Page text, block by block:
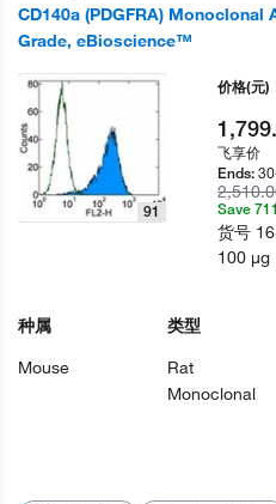
CD140a (PDGFRA) Monoclonal
Grade, eBioscience™
91
种属
Mouse
类型
Rat
Monoclonal
价格(元)
飞享价
Ends:
Save
货号
100 µg